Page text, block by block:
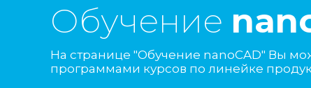
Обучение
На странице "Обучение nanoCAD" Вы
программами курсов по линейке